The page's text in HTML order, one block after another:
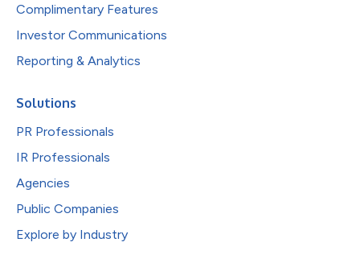
Complimentary Features
Investor Communications
Reporting & Analytics
Solutions
PR Professionals
IR Professionals
Agencies
Public Companies
Explore by Industry